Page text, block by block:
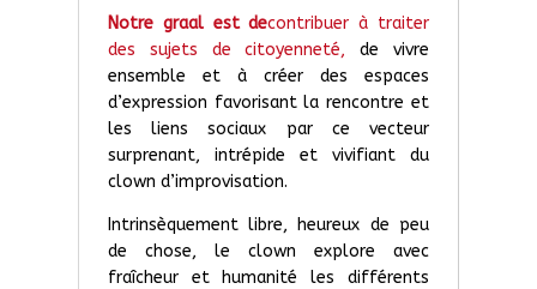
Notre graal est decontribuer à traiter
des sujets de citoyenneté, de vivre
ensemble et à créer des espaces
d’expression favorisant la rencontre et
les liens sociaux par ce vecteur
surprenant, intrépide et vivifiant du
clown d’improvisation.
Intrinsèquement libre, heureux de peu
de chose, le clown explore avec
fraîcheur et humanité les différents